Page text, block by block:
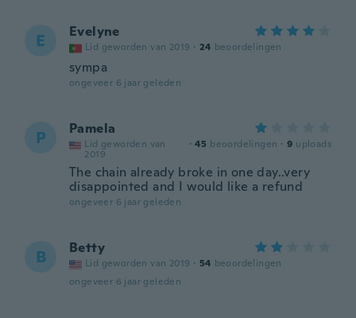
E Evelyne
Lid geworden van 2019 · 24 beoordelingen
sympa
ongeveer 6 jaar geleden
P Pamela
Lid geworden van
2019
· 45 beoordelingen · 9 uploads
The chain already broke in one day..very
disappointed and I would like a refund
ongeveer 6 jaar geleden
B Betty
Lid geworden van 2019 · 54 beoordelingen
ongeveer 6 jaar geleden